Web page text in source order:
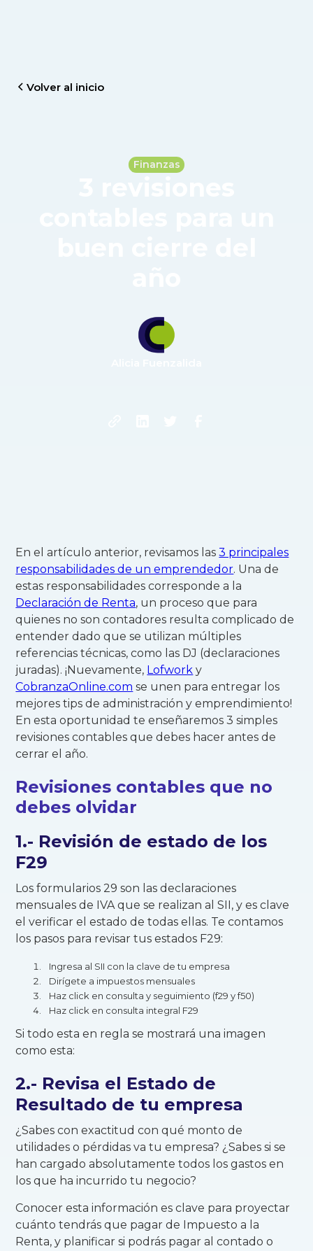
Volver al inicio
Finanzas
En el artículo anterior, revisamos las3 principales
responsabilidades de un emprendedor. Una de
estas responsabilidades corresponde a la
Declaración de Renta, un proceso que para
quienes no son contadores resulta complicado de
entender dado que se utilizan múltiples
referencias técnicas, como las DJ (declaraciones
juradas). ¡Nuevamente, Lofwork y
CobranzaOnline.com se unen para entregar los
mejores tips de administración y emprendimiento!
En esta oportunidad te enseñaremos 3 simples
revisiones contables que debes hacer antes de
cerrar el año.
Revisiones contables que no
debes olvidar
1.- Revisión de estado de los
F29
Los formularios 29 son las declaraciones
mensuales de IVA que se realizan al SII, y es clave
el verificar el estado de todas ellas. Te contamos
los pasos para revisar tus estados F29:
Ingresa al SII con la clave de tu empresa
Dirígete a impuestos mensuales
Haz click en consulta y seguimiento (f29 y f50)
Haz click en consulta integral F29
Si todo esta en regla se mostrará una imagen
como esta:
2.- Revisa el Estado de
Resultado de tu empresa
¿Sabes con exactitud con qué monto de
utilidades o pérdidas va tu empresa? ¿Sabes si se
han cargado absolutamente todos los gastos en
los que ha incurrido tu negocio?
Conocer esta información es clave para proyectar
cuánto tendrás que pagar de Impuesto a la
Renta, y planificar si podrás pagar al contado o